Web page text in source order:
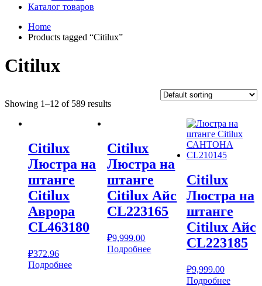
Каталог товаров
Home
Products tagged “Citilux”
Citilux
Showing 1–12 of 589 results
Citilux
Люстра на
штанге
Citilux
Аврора
CL463180
₽372.96
Подробнее
Citilux
Люстра на
штанге
Citilux Айс
CL223165
₽9,999.00
Подробнее
Citilux
Люстра на
штанге
Citilux Айс
CL223185
₽9,999.00
Подробнее